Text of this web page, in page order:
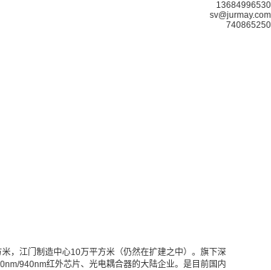
13684996530
sv@jurmay.com
740865250
，江门制造中心10万平方米（仍然在扩建之中）。旗下深
940nm红外芯片、光电耦合器的大陆企业。是目前国内